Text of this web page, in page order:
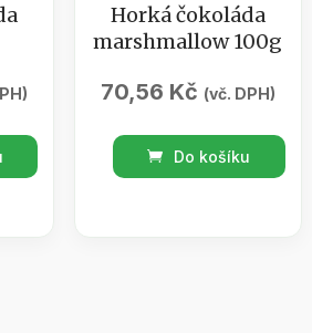
Horká čokoláda
marshmallow 100g
70,56 Kč (vč. DPH)
Horká
čokoláda
Do košíku